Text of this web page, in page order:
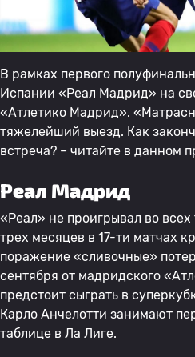
В рамках первого
Испании «Реал Мадрид» на
«Атлетико Мадрид».
тяжелейший выезд. Как
встреча? – читайте в данном
Реал Мадрид
«Реал» не проигрывал во
трех месяцев в 17-ти матчах
поражение «сливочные»
сентября от мадридского
предстоит сыграть в
Карло Анчелотти занимают
таблице в Ла Лиге.